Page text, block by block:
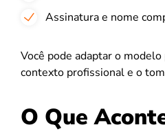
Assinatura e nome
Você pode adaptar o
contexto profissional e o
O Que